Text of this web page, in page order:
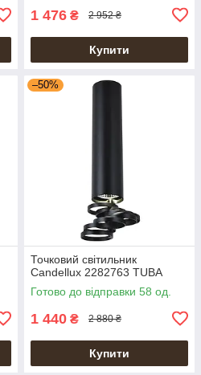
1 476 ₴ 2 952 ₴
Купити
–50%
Точковий світильник
Candellux 2282763 TUBA
Готово до відправки 58 од.
1 440 ₴ 2 880 ₴
Купити